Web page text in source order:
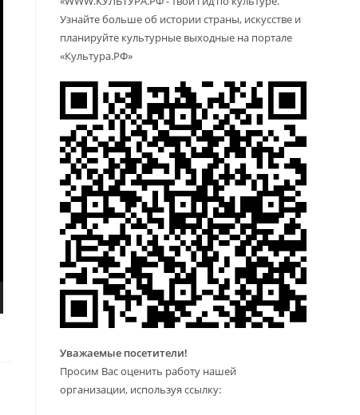
Узнайте больше об истории страны, искусстве и
планируйте культурные выходные на портале
«Культура.РФ»
Уважаемые посетители!
Просим Вас оценить работу нашей
организации, используя ссылку: